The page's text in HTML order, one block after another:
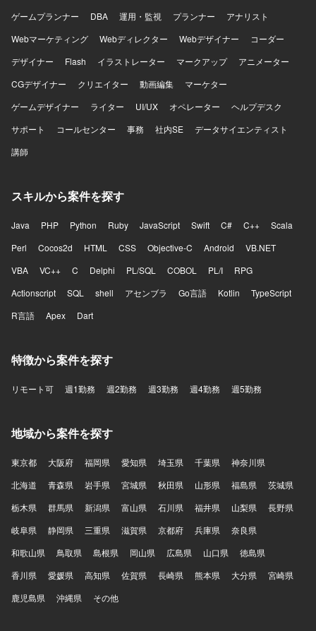
ゲームプランナー
DBA 運用・監視 プランナー
アナリスト
Webマーケティング
Webディレクター Webデザイナー
コーダー
デザイナー
Flash イラストレーター マークアップ
アニメーター
CGデザイナー
クリエイター 動画編集
マーケター
ゲームデザイナー
ライター UI/UX オペレーター
ヘルプデスク
サポート
コールセンター 事務 社内SE
データサイエンティスト
講師
スキルから案件を探す
Java PHP Python Ruby JavaScript Swift C# C++
Scala
Perl
Cocos2d HTML CSS Objective-C Android
VB.NET
VBA
VC++ C Delphi PL/SQL COBOL PL/I
RPG
Actionscript
SQL shell アセンブラ Go言語 Kotlin
TypeScript
R言語
Apex Dart
特徴から案件を探す
リモート可 週1勤務 週2勤務 週3勤務 週4勤務 週5勤務
地域から案件を探す
東京都 大阪府 福岡県 愛知県 埼玉県 千葉県
神奈川県
北海道
青森県 岩手県 宮城県 秋田県 山形県 福島県
茨城県
栃木県
群馬県 新潟県 富山県 石川県 福井県 山梨県
長野県
岐阜県
静岡県 三重県 滋賀県 京都府 兵庫県
奈良県
和歌山県
鳥取県 島根県 岡山県 広島県 山口県
徳島県
香川県
愛媛県 高知県 佐賀県 長崎県 熊本県 大分県
宮崎県
鹿児島県
沖縄県 その他